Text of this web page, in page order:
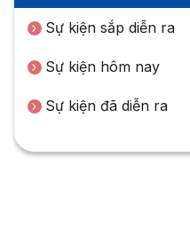
Sự kiện sắp diễn ra
Sự kiện hôm nay
Sự kiện đã diễn ra